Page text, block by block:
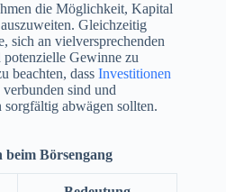
die Möglichkeit, Kapital
Gleichzeitig
sich an vielversprechenden
Gewinne zu
beachten, dass Investitionen
sind und
abwägen sollten.
Börsengang